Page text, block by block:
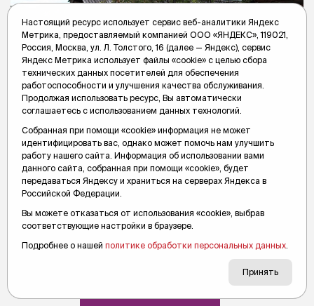
Федору не выноси из избы сору
Крестьяне в этот день запрещали бабам и девицам болтать
друг с другом, чтобы не накликать беду.
Настоящий ресурс использует сервис веб-аналитики Яндекс
Метрика, предоставляемый компанией ООО «ЯНДЕКС», 119021,
Россия, Москва, ул. Л. Толстого, 16 (далее — Яндекс), сервис
Яндекс Метрика использует файлы «cookie» с целью сбора
технических данных посетителей для обеспечения
работоспособности и улучшения качества обслуживания.
Продолжая использовать ресурс, Вы автоматически
соглашаетесь с использованием данных технологий.
Собранная при помощи «cookie» информация не может
идентифицировать вас, однако может помочь нам улучшить
работу нашего сайта. Информация об использовании вами
данного сайта, собранная при помощи «cookie», будет
передаваться Яндексу и храниться на серверах Яндекса в
Российской Федерации.
Вы можете отказаться от использования «cookie», выбрав
соответствующие настройки в браузере.
Подробнее о нашей политике обработки персональных данных
Принять